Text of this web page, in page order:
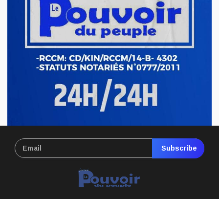
Nord-Kivu : le député Crispin Mbindule dans le
collimateur de l’ANR
Le député national Crispin Mbindule, également président du
conseil d’administration du Cadastre minier, fait l’objet d’un...
Mai 13, 2026
Subscribe